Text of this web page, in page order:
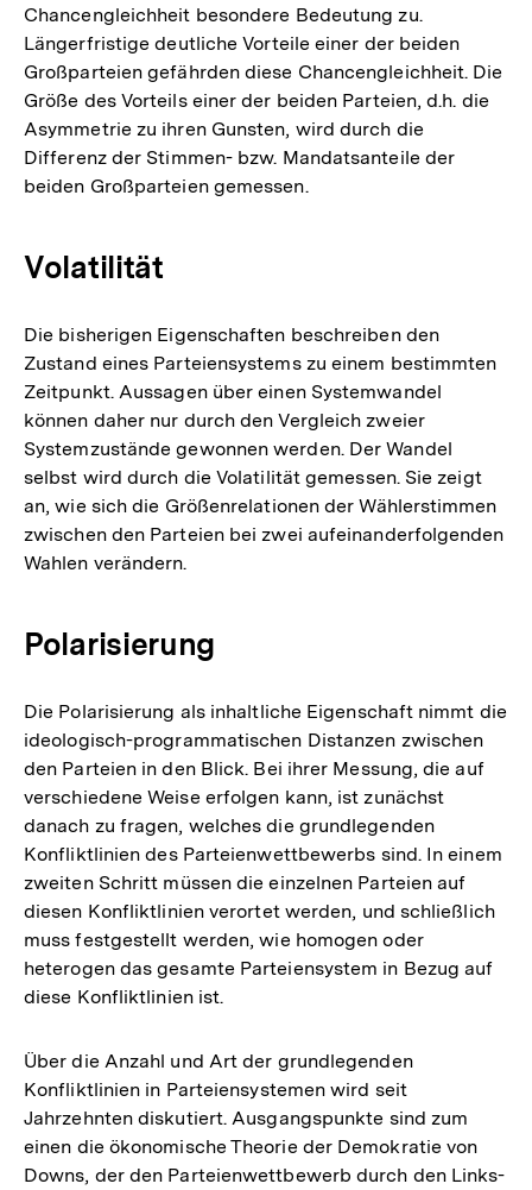
Chancengleichheit besondere Bedeutung zu.
Längerfristige deutliche Vorteile einer der beiden
Großparteien gefährden diese Chancengleichheit. Die
Größe des Vorteils einer der beiden Parteien, d.h. die
Asymmetrie zu ihren Gunsten, wird durch die
Differenz der Stimmen- bzw. Mandatsanteile der
beiden Großparteien gemessen.
Volatilität
Die bisherigen Eigenschaften beschreiben den
Zustand eines Parteiensystems zu einem bestimmten
Zeitpunkt. Aussagen über einen Systemwandel
können daher nur durch den Vergleich zweier
Systemzustände gewonnen werden. Der Wandel
selbst wird durch die Volatilität gemessen. Sie zeigt
an, wie sich die Größenrelationen der Wählerstimmen
zwischen den Parteien bei zwei aufeinanderfolgenden
Wahlen verändern.
Polarisierung
Die Polarisierung als inhaltliche Eigenschaft nimmt die
ideologisch-programmatischen Distanzen zwischen
den Parteien in den Blick. Bei ihrer Messung, die auf
verschiedene Weise erfolgen kann, ist zunächst
danach zu fragen, welches die grundlegenden
Konfliktlinien des Parteienwettbewerbs sind. In einem
zweiten Schritt müssen die einzelnen Parteien auf
diesen Konfliktlinien verortet werden, und schließlich
muss festgestellt werden, wie homogen oder
heterogen das gesamte Parteiensystem in Bezug auf
diese Konfliktlinien ist.
Über die Anzahl und Art der grundlegenden
Konfliktlinien in Parteiensystemen wird seit
Jahrzehnten diskutiert. Ausgangspunkte sind zum
einen die ökonomische Theorie der Demokratie von
Downs, der den Parteienwettbewerb durch den Links-